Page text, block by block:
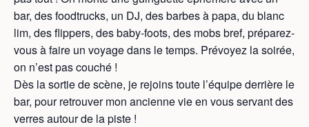
bar, des foodtrucks, un DJ, des barbes à papa, du blanc
lim, des flippers, des baby-foots, des mobs bref, préparez-
vous à faire un voyage dans le temps. Prévoyez la soirée,
on n’est pas couché !
Dès la sortie de scène, je rejoins toute l’équipe derrière le
bar, pour retrouver mon ancienne vie en vous servant des
verres autour de la piste !